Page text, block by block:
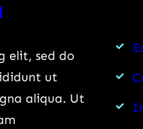
elit, sed do
ut
aliqua. Ut